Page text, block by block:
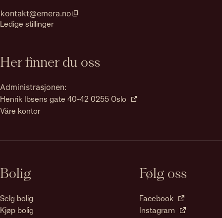
kontakt@emera.no
Ledige stillinger
Her finner du oss
Administrasjonen:
Henrik Ibsens gate 40-42 0255 Oslo
Våre kontor
Bolig
Selg bolig
Kjøp bolig
Følg oss
Facebook
Instagram